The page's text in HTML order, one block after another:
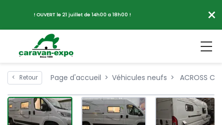
! OUVERT le 21 juillet de 14h00 a 18h00 ! ×
< Retour Page d'accueil Véhicules neufs ACROSS